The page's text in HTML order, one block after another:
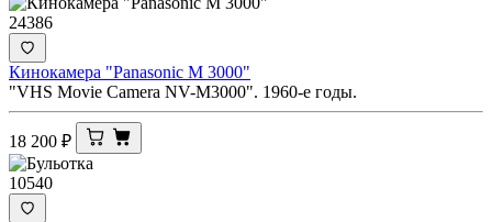
24386
Кинокамера "Panasonic M 3000"
"VHS Movie Camera NV-M3000". 1960-е годы.
18 200 ₽
10540